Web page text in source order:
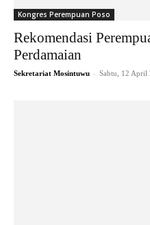
Kongres Perempuan Poso
Rekomendasi
Perdamaian
Sekretariat Mosintuwu - Sabtu, 12 April